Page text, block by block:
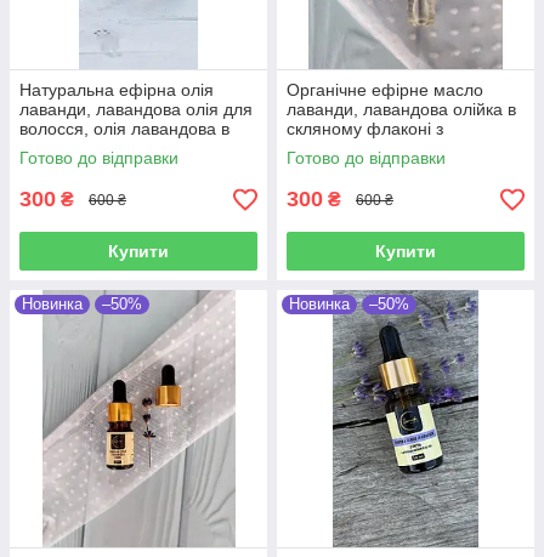
Натуральна ефірна олія
лаванди, лавандова олія для
волосся, олія лавандова в
скляному флаконні з
піпеткою Lavander Gold 5 мл
Готово до відправки
300 ₴ 600 ₴
Купити
Органічне ефірне масло
лаванди, лавандова олійка в
скляному флаконі з
кульокою, олія лаванди
лікарської
Готово до відправки
300 ₴ 600 ₴
Купити
Новинка –50% Новинка –50%